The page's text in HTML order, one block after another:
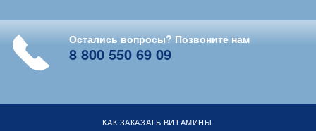
Остались вопросы? Позвоните нам
8 800 550 69 09
КАК ЗАКАЗАТЬ ВИТАМИНЫ